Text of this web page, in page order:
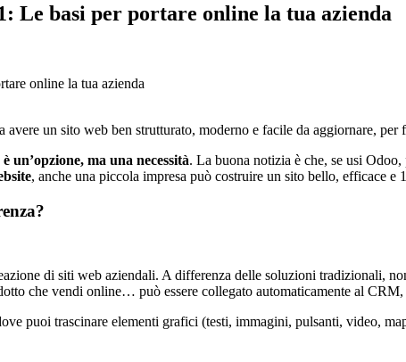
Le basi per portare online la tua azienda
online la tua azienda
un sito web ben strutturato, moderno e facile da aggiornare, per
un’opzione, ma una necessità. La buona notizia è che, se usi
, anche una piccola impresa può costruire un sito bello, efficace e
di siti web aziendali. A differenza delle soluzioni tradizionali,
che vendi online… può essere collegato automaticamente al
puoi trascinare elementi grafici (testi, immagini, pulsanti, video,